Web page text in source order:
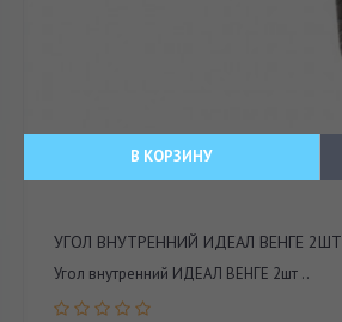
В КОРЗИНУ
УГОЛ ВНУТРЕННИЙ ИДЕАЛ ВЕНГЕ 2ШТ
Угол внутренний ИДЕАЛ ВЕНГЕ 2шт ..